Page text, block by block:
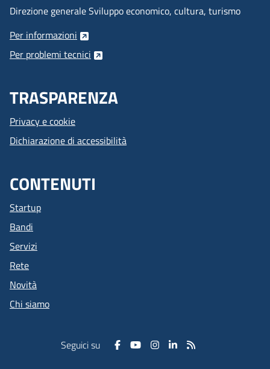
Direzione generale Sviluppo economico, cultura, turismo
Per informazioni
Per problemi tecnici
TRASPARENZA
Privacy e cookie
Dichiarazione di accessibilità
CONTENUTI
Startup
Bandi
Servizi
Rete
Novità
Chi siamo
Seguici su